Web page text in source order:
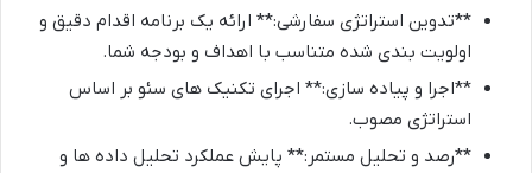
**تدوین استراتژی سفارشی:** ارائه یک برنامه اقدام دقیق و
اولویت بندی شده متناسب با اهداف و بودجه شما.
**اجرا و پیاده سازی:** اجرای تکنیک های سئو بر اساس
استراتژی مصوب.
**رصد و تحلیل مستمر:** پایش عملکرد تحلیل داده ها و